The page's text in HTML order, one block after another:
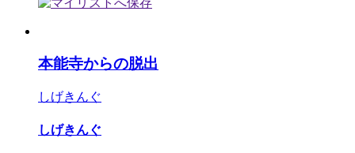
本能寺からの脱出
しげきんぐ
しげきんぐ